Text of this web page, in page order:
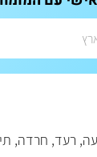
חרדה,